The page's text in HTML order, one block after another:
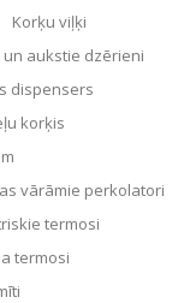
Korķu viļķi
un aukstie dzērieni
dispensers
korķis
vārāmie perkolatori
termosi
termosi